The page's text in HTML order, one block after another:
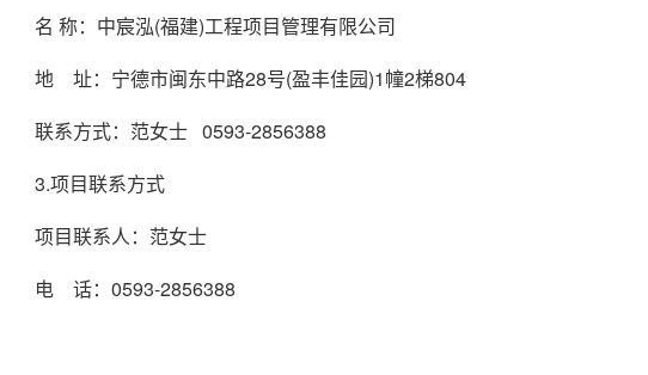
名 称： 中宸泓(福建)工程项目管理有限公司
地 址： 宁德市闽东中路28号(盈丰佳园)1幢2梯804
联系方式： 范女士 0593-2856388
3.项目联系方式
项目联系人： 范女士
电 话： 0593-2856388